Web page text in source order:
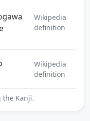
Wikipedia
definition
Wikipedia
definition
the Kanji.